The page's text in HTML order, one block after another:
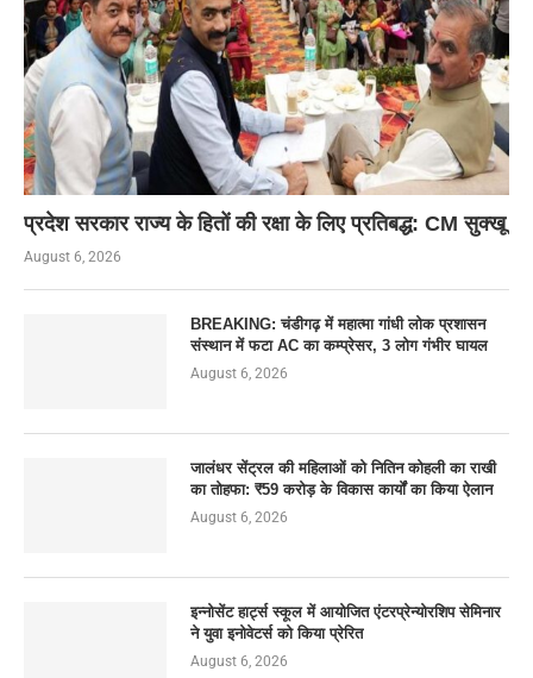
प्रदेश सरकार राज्य के हितों की रक्षा के लिए प्रतिबद्ध: CM सुक्खू
August 6, 2026
BREAKING: चंडीगढ़ में महात्मा गांधी लोक प्रशासन
संस्थान में फटा AC का कम्प्रेसर, 3 लोग गंभीर घायल
August 6, 2026
जालंधर सेंट्रल की महिलाओं को नितिन कोहली का राखी
का तोहफा: ₹59 करोड़ के विकास कार्यों का किया ऐलान
August 6, 2026
इन्नोसेंट हार्ट्स स्कूल में आयोजित एंटरप्रेन्योरशिप सेमिनार
ने युवा इनोवेटर्स को किया प्रेरित
August 6, 2026